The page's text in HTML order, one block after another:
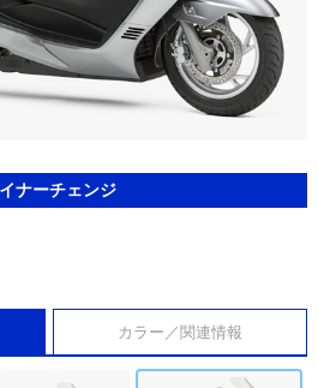
ナーチェンジ
カラー／関連情報